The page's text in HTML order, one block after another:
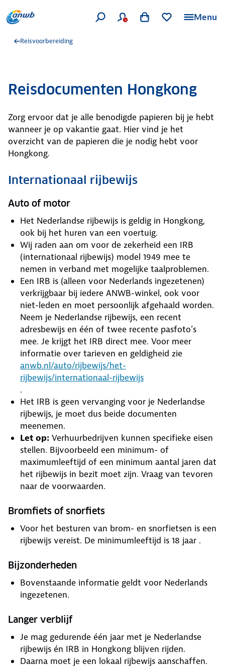
Menu
Reisvoorbereiding
Reisdocumenten Hongkong
Zorg ervoor dat je alle benodigde papieren bij je hebt
wanneer je op vakantie gaat. Hier vind je het
overzicht van de papieren die je nodig hebt voor
Hongkong.
Internationaal rijbewijs
Auto of motor
Het Nederlandse rijbewijs is geldig in Hongkong,
ook bij het huren van een voertuig.
Wij raden aan om voor de zekerheid een IRB
(internationaal rijbewijs) model 1949 mee te
nemen in verband met mogelijke taalproblemen.
Een IRB is (alleen voor Nederlands ingezetenen)
verkrijgbaar bij iedere ANWB-winkel, ook voor
niet-leden en moet persoonlijk afgehaald worden.
Neem je Nederlandse rijbewijs, een recent
adresbewijs en één of twee recente pasfoto’s
mee. Je krijgt het IRB direct mee. Voor meer
informatie over tarieven en geldigheid zie
anwb.nl/auto/rijbewijs/het-
rijbewijs/internationaal-rijbewijs
.
Het IRB is geen vervanging voor je Nederlandse
rijbewijs, je moet dus beide documenten
meenemen.
Let op: Verhuurbedrijven kunnen specifieke eisen
stellen. Bijvoorbeeld een minimum- of
maximumleeftijd of een minimum aantal jaren dat
het rijbewijs in bezit moet zijn. Vraag van tevoren
naar de voorwaarden.
Bromfiets of snorfiets
Voor het besturen van brom- en snorfietsen is een
rijbewijs vereist. De minimumleeftijd is 18 jaar .
Bijzonderheden
Bovenstaande informatie geldt voor Nederlands
ingezetenen.
Langer verblijf
Je mag gedurende één jaar met je Nederlandse
rijbewijs én IRB in Hongkong blijven rijden.
Daarna moet je een lokaal rijbewijs aanschaffen.